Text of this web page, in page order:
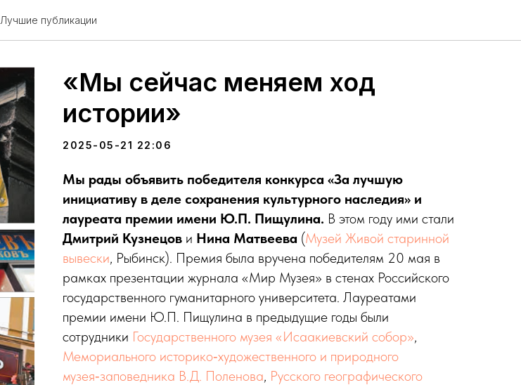
Лучшие публикации
«Мы сейчас меняем ход
истории»
2025-05-21 22:06
Мы рады объявить победителя конкурса «За лучшую
инициативу в деле сохранения культурного наследия» и
лауреата премии имени Ю.П. Пищулина. В этом году ими стали
Дмитрий Кузнецов и Нина Матвеева (Музей Живой старинной
вывески, Рыбинск). Премия была вручена победителям 20 мая в
рамках презентации журнала «Мир Музея» в стенах Российского
государственного гуманитарного университета. Лауреатами
премии имени Ю.П. Пищулина в предыдущие годы были
сотрудники Государственного музея «Исаакиевский собор»,
Мемориального историко‑художественного и природного
музея‑заповедника В.Д. Поленова, Русского географического